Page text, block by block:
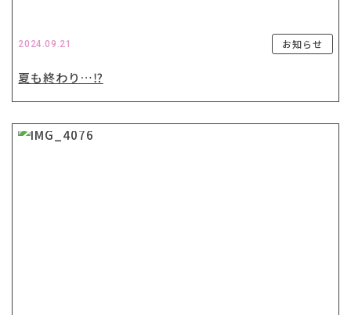
2024.09.21 お知らせ
夏も終わり…⁉️